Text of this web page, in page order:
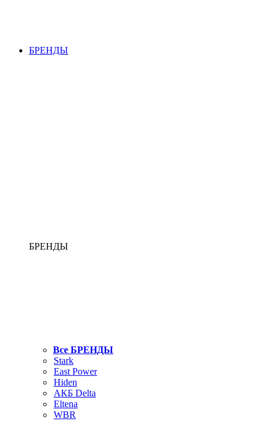
БРЕНДЫ
БРЕНДЫ
Все БРЕНДЫ
Stark
East Power
Hiden
АКБ Delta
Eltena
WBR